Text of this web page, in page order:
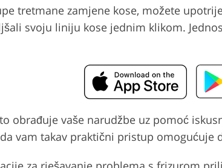
tretmane zamjene kose, možete
svoju liniju kose jednim klikom.
obrađuje vaše narudžbe uz pomoć
vam takav praktični pristup